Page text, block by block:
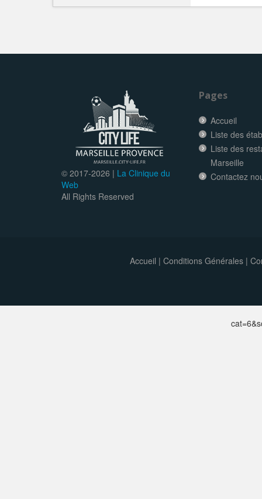
© 2017-2026 | La Clinique du
Web
All Rights Reserved
Pages
Accueil
Liste des
Liste des
Marseille
Contactez
Accueil | Conditions Générales|